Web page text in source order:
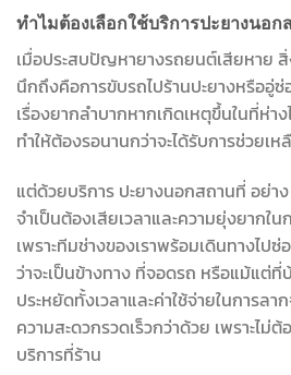
ทำไมต้องเลือกใช้บริการปะยางนอ
เมื่อประสบปัญหายางรถยนต์เสียหาย
นึกถึงคือการขับรถไปร้านปะยางหรืออู่
เรื่องยากลำบากหากเกิดเหตุขึ้นในที่ห่า
ทำให้ต้องรอนานกว่าจะได้รับการช่วยเห
แต่ด้วยบริการ ปะยางนอกสถานที่ อย่า
จำเป็นต้องเสียเวลาและความยุ่งยากใ
เพราะทีมช่างของเราพร้อมเดินทางไป
ว่าจะเป็นข้างทาง ที่จอดรถ หรือแม้แต่
ประหยัดทั้งเวลาและค่าใช้จ่ายในการล
ความสะดวกรวดเร็วกว่าด้วย เพราะไม่
บริการที่ร้าน